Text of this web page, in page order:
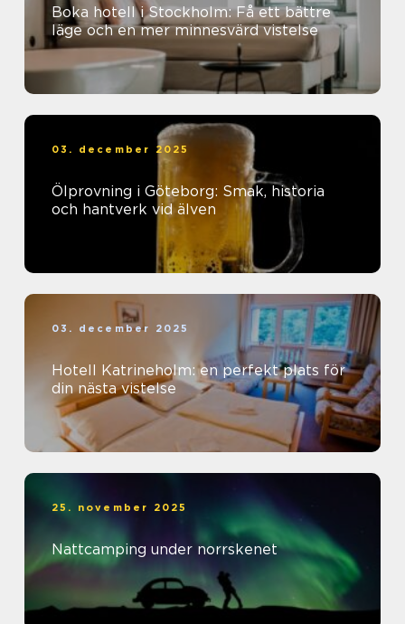
Boka hotell i Stockholm: Få ett bättre
läge och en mer minnesvärd vistelse
03. december 2025
Ölprovning i Göteborg: Smak, historia
och hantverk vid älven
03. december 2025
Hotell Katrineholm: en perfekt plats för
din nästa vistelse
25. november 2025
Nattcamping under norrskenet